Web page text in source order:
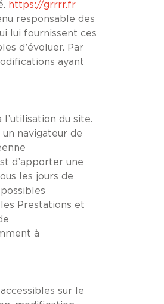
https://grrrr.fr
responsable des
lui fournissent ces
d’évoluer. Par
ayant
du site.
navigateur de
d’apporter une
les jours de
Prestations et
à
sur le